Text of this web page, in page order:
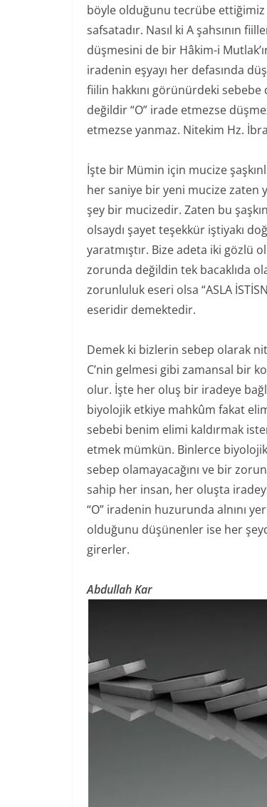
böyle olduğunu tecrübe
safsatadır. Nasıl ki A şahsının
düşmesini de bir Hâkim-i
iradenin eşyayı her defasında
fiilin hakkını görünürdeki
değildir “O” irade etmezse
etmezse yanmaz. Nitekim Hz.
İşte bir Mümin için mucize
her saniye bir yeni mucize zaten
şey bir mucizedir. Zaten bu
olsaydı şayet teşekkür iştiyakı
yaratmıştır. Bize adeta iki gözlü
zorunda değildin tek bacaklıda
zorunluluk eseri olsa “ASLA
eseridir demektedir.
Demek ki bizlerin sebep olarak
C’nin gelmesi gibi zamansal bir
olur. İşte her oluş bir iradeye
biyolojik etkiye mahkûm fakat
sebebi benim elimi kaldırmak
etmek mümkün. Binlerce
sebep olamayacağını ve bir
sahip her insan, her oluşta
“O” iradenin huzurunda alnını
olduğunu düşünenler ise her
girerler.
Abdullah Kar